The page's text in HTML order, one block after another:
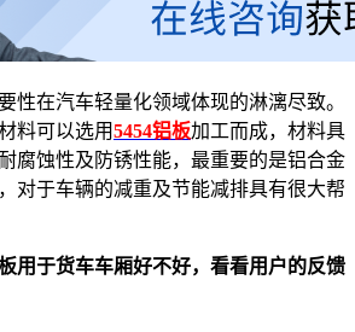
在汽车轻量化领域体现的淋漓尽致。
料可以选用5454铝板加工而成，材料具
腐蚀性及防锈性能，最重要的是铝合金
对于车辆的减重及节能减排具有很大帮
用于货车车厢好不好，看看用户的反馈